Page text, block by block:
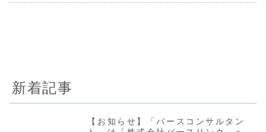
新着記事
【お知らせ】「バースコンサルタン